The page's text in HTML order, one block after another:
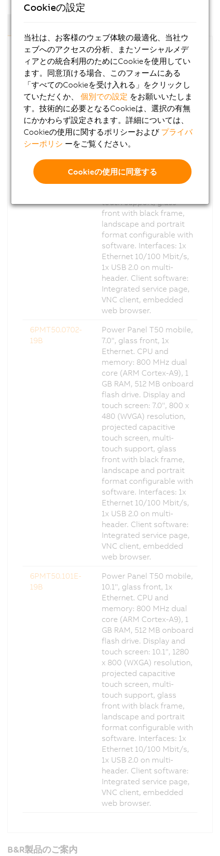
型番 説明
6PMT50.0502-
19B
Power Panel T50 mobile,
5.0", glass front, 1x
Ethernet. CPU and
memory: 800 MHz dual
core (ARM Cortex-A9), 1
GB RAM, 512 MB onboard
flash drive. Display and
touch screen: 5.0", 800 x
480 (WVGA) resolution,
touch support, glass
front with black frame,
landscape and portrait
format configurable with
software. Interfaces: 1x
Ethernet 10/100 Mbit/s,
1x USB 2.0 on multi-
header. Client software:
Integrated service page,
VNC client, embedded
web browser.
6PMT50.0702-
19B
Power Panel T50 mobile,
7.0", glass front, 1x
Ethernet. CPU and
memory: 800 MHz dual
core (ARM Cortex-A9), 1
GB RAM, 512 MB onboard
flash drive. Display and
touch screen: 7.0", 800 x
480 (WVGA) resolution,
projected capacitive
touch screen, multi-
touch support, glass
front with black frame,
landscape and portrait
format configurable with
software. Interfaces: 1x
Ethernet 10/100 Mbit/s,
1x USB 2.0 on multi-
header. Client software:
Integrated service page,
VNC client, embedded
web browser.
6PMT50.101E-
19B
Power Panel T50 mobile,
10.1", glass front, 1x
Ethernet. CPU and
memory: 800 MHz dual
core (ARM Cortex-A9), 1
GB RAM, 512 MB onboard
flash drive. Display and
touch screen: 10.1", 1280
x 800 (WXGA) resolution,
projected capacitive
touch screen, multi-
touch support, glass
front with black frame,
landscape and portrait
format configurable with
software. Interfaces: 1x
Ethernet 10/100 Mbit/s,
1x USB 2.0 on multi-
header. Client software:
Integrated service page,
VNC client, embedded
web browser.
B&R製品のご案内
Cookieの設定
当社は、お客様のウェブ体験の最適化、当社ウ
ェブへのアクセスの分析、またソーシャルメデ
ィアとの統合利用のためにCookieを使用してい
ます。同意頂ける場合、このフォームにある
「すべてのCookieを受け入れる」をクリックし
ていただくか、個別での設定 をお願いいたしま
す。技術的に必要となるCookieは、選択の有無
にかかわらず設定されます。詳細については、
Cookieの使用に関するポリシーおよび プライバ
シーポリシ ーをご覧ください。
Cookieの使用に同意する